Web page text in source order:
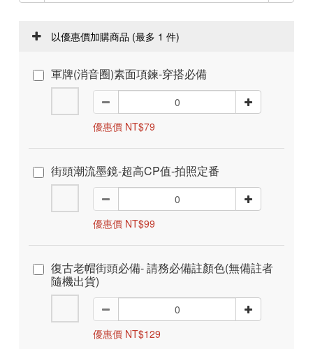
以優惠價加購商品 (最多 1 件)
軍牌(消音圈)素面項鍊-穿搭必備
優惠價 NT$79
街頭潮流墨鏡-超高CP值-拍照定番
優惠價 NT$99
復古老帽街頭必備- 請務必備註顏色(無備註者
隨機出貨)
優惠價 NT$129